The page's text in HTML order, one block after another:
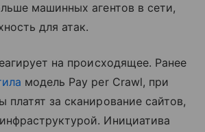
машинных агентов в сети,
для атак.
на происходящее. Ранее
модель Pay per Crawl, при
за сканирование сайтов,
Инициатива